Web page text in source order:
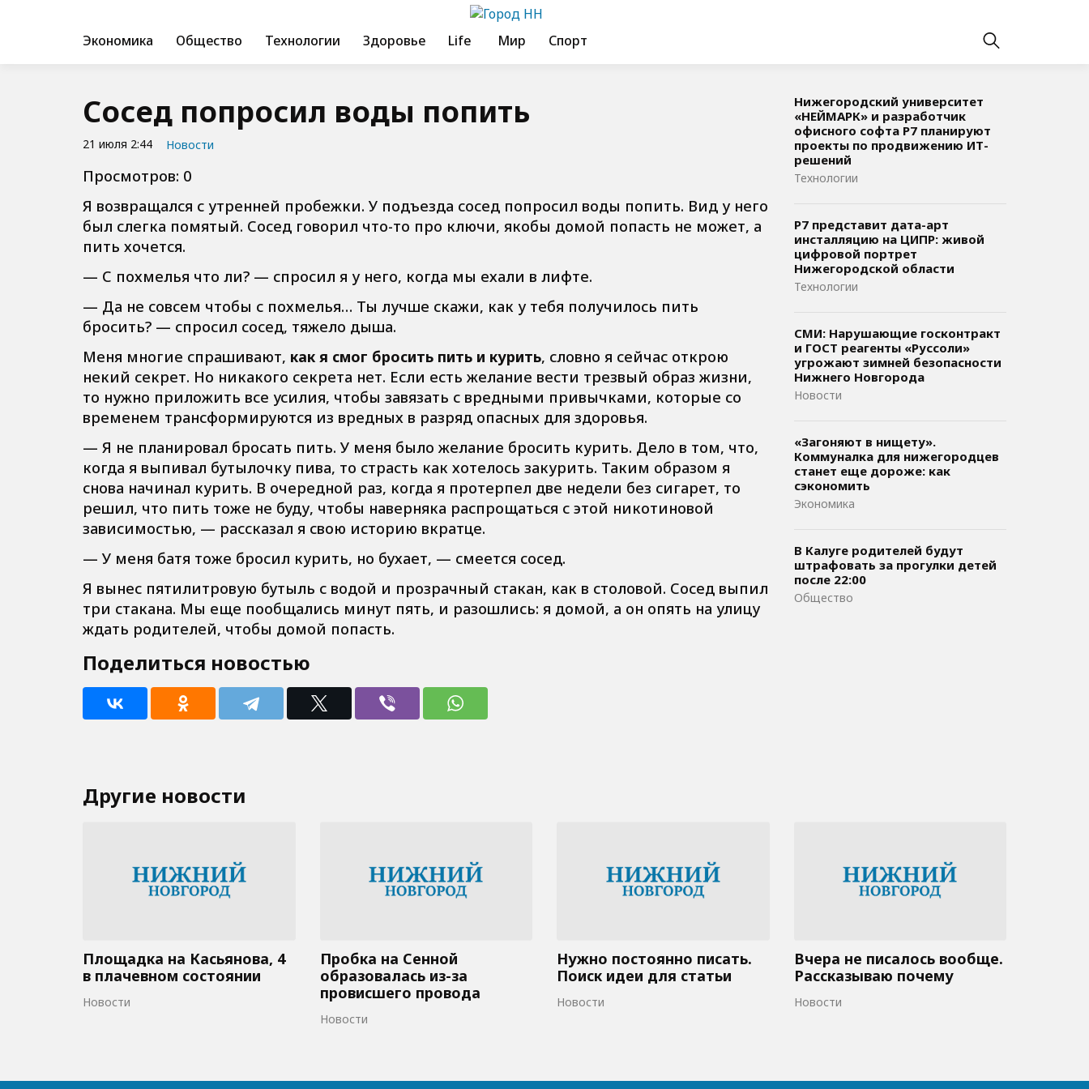
Экономика Общество Технологии Здоровье Life Мир Спорт
Сосед попросил воды попить
21 июля 2:44 Новости
Просмотров: 0
Я возвращался с утренней пробежки. У подъезда сосед попросил воды попить. Вид у него
был слегка помятый. Сосед говорил что-то про ключи, якобы домой попасть не может, а
пить хочется.
— С похмелья что ли? — спросил я у него, когда мы ехали в лифте.
— Да не совсем чтобы с похмелья… Ты лучше скажи, как у тебя получилось пить
бросить? — спросил сосед, тяжело дыша.
Меня многие спрашивают, как я смог бросить пить и курить, словно я сейчас открою
некий секрет. Но никакого секрета нет. Если есть желание вести трезвый образ жизни,
то нужно приложить все усилия, чтобы завязать с вредными привычками, которые со
временем трансформируются из вредных в разряд опасных для здоровья.
— Я не планировал бросать пить. У меня было желание бросить курить. Дело в том, что,
когда я выпивал бутылочку пива, то страсть как хотелось закурить. Таким образом я
снова начинал курить. В очередной раз, когда я протерпел две недели без сигарет, то
решил, что пить тоже не буду, чтобы наверняка распрощаться с этой никотиновой
зависимостью, — рассказал я свою историю вкратце.
— У меня батя тоже бросил курить, но бухает, — смеется сосед.
Я вынес пятилитровую бутыль с водой и прозрачный стакан, как в столовой. Сосед выпил
три стакана. Мы еще пообщались минут пять, и разошлись: я домой, а он опять на улицу
ждать родителей, чтобы домой попасть.
Поделиться новостью
Нижегородский университет
«НЕЙМАРК» и разработчик
офисного софта P7 планируют
проекты по продвижению ИТ-
решений
Технологии
Р7 представит дата-арт
инсталляцию на ЦИПР: живой
цифровой портрет
Нижегородской области
Технологии
СМИ: Нарушающие госконтракт
и ГОСТ реагенты «Руссоли»
угрожают зимней безопасности
Нижнего Новгорода
Новости
«Загоняют в нищету».
Коммуналка для нижегородцев
станет еще дороже: как
сэкономить
Экономика
В Калуге родителей будут
штрафовать за прогулки детей
после 22:00
Общество
Другие новости
Площадка на Касьянова, 4
в плачевном состоянии
Новости
Пробка на Сенной
образовалась из-за
провисшего провода
Новости
Нужно постоянно писать.
Поиск идеи для статьи
Новости
Вчера не писалось вообще.
Рассказываю почему
Новости